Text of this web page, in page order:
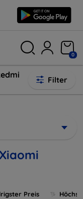
0
Filter
Preis